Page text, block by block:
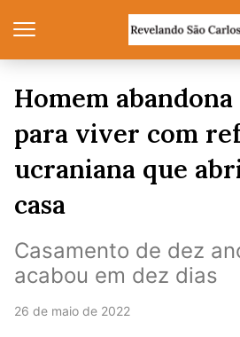
Homem
para viver com
ucraniana que
casa
Casamento de dez
acabou em dez dias
26 de maio de 2022